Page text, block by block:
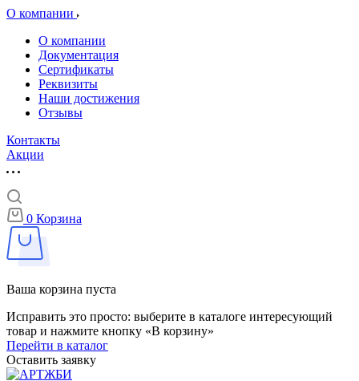
О компании
О компании
Документация
Сертификаты
Реквизиты
Наши достижения
Отзывы
Контакты
Акции
0 Корзина
Ваша корзина пуста
Исправить это просто: выберите в каталоге интересующий
товар и нажмите кнопку «В корзину»
Перейти в каталог
Оставить заявку